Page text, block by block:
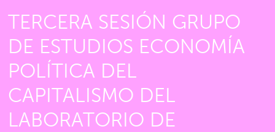
TERCERA SESIÓN GRUPO
DE ESTUDIOS ECONOMÍA
POLÍTICA DEL
CAPITALISMO DEL
LABORATORIO DE